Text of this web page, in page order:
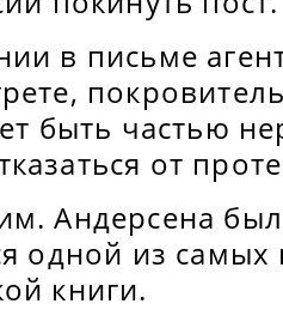
в письме
быть частью
от
Андерсена
одной из
книги.